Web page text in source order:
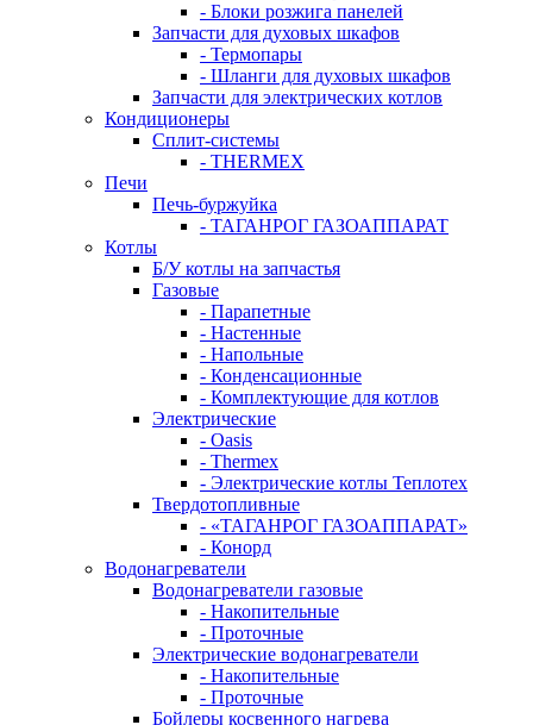
- Блоки розжига панелей
Запчасти для духовых шкафов
- Термопары
- Шланги для духовых шкафов
Запчасти для электрических котлов
Кондиционеры
Сплит-системы
- THERMEX
Печи
Печь-буржуйка
- ТАГАНРОГ ГАЗОАППАРАТ
Котлы
Б/У котлы на запчастья
Газовые
- Парапетные
- Настенные
- Напольные
- Конденсационные
- Комплектующие для котлов
Электрические
- Oasis
- Thermex
- Электрические котлы Теплотех
Твердотопливные
- «ТАГАНРОГ ГАЗОАППАРАТ»
- Конорд
Водонагреватели
Водонагреватели газовые
- Накопительные
- Проточные
Электрические водонагреватели
- Накопительные
- Проточные
Бойлеры косвенного нагрева